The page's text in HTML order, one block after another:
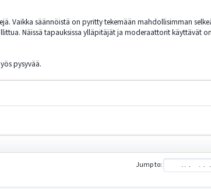
Vaikka säännöistä on pyritty tekemään mahdollisimman
Näissä tapauksissa ylläpitäjät ja moderaattorit käyttävät
pysyvää.
Jump to